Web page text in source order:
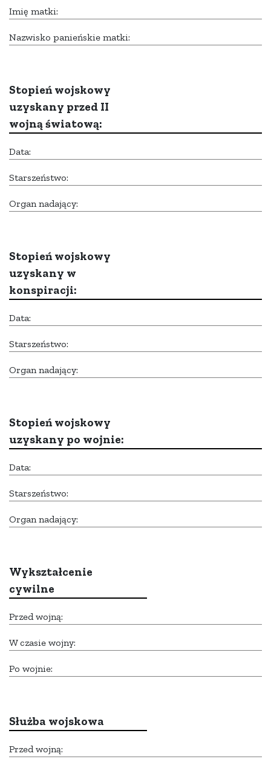
Imię matki:
Nazwisko panieńskie matki:
Stopień wojskowy
uzyskany przed II
wojną światową:
Data:
Starszeństwo:
Organ nadający:
Stopień wojskowy
uzyskany w
konspiracji:
Data:
Starszeństwo:
Organ nadający:
Stopień wojskowy
uzyskany po wojnie:
Data:
Starszeństwo:
Organ nadający:
Wykształcenie
cywilne
Przed wojną:
W czasie wojny:
Po wojnie:
Służba wojskowa
Przed wojną: